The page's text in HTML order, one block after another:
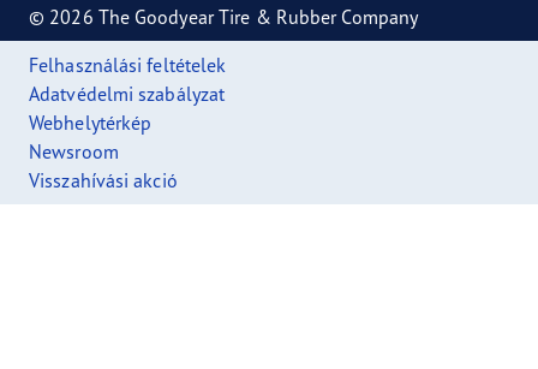
© 2026 The Goodyear Tire & Rubber Company
Felhasználási feltételek
Adatvédelmi szabályzat
Webhelytérkép
Newsroom
Visszahívási akció